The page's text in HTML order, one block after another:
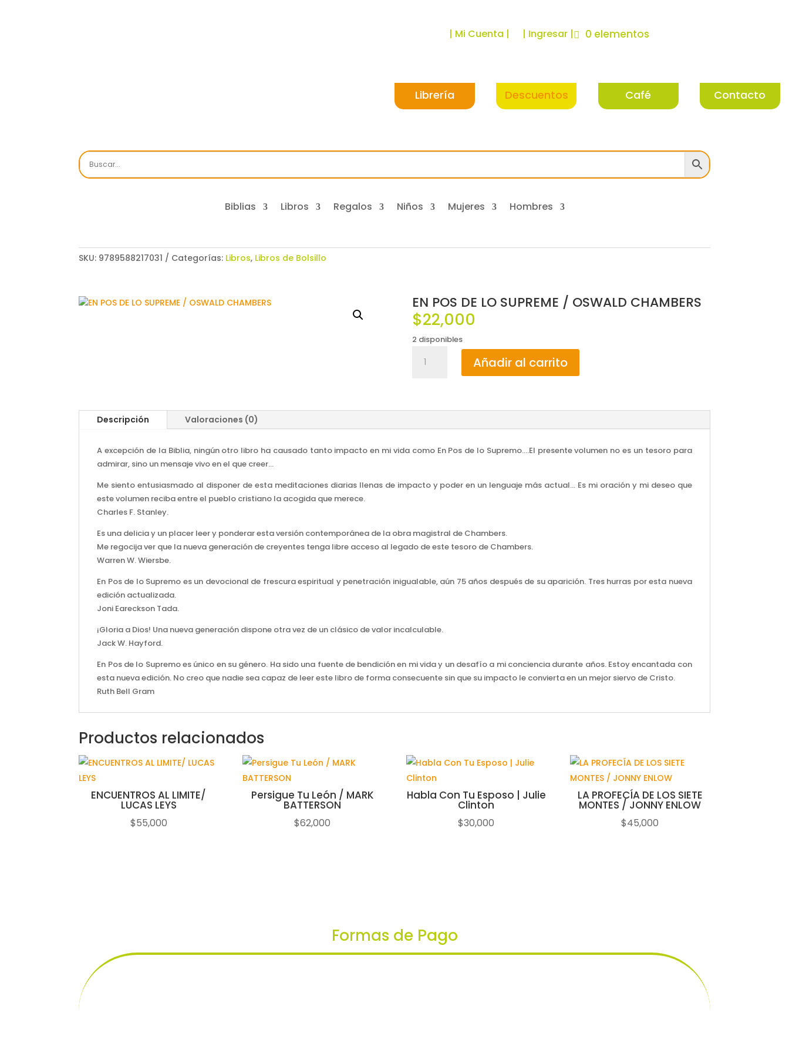
| Mi Cuenta | | Ingresar | 0 elementos
Librería Descuentos Café Contacto
Biblias Libros Regalos Niños Mujeres Hombres
SKU: 9789588217031 Categorías: Libros, Libros de Bolsillo
EN POS DE LO SUPREME / OSWALD CHAMBERS
$22,000
2 disponibles
POS
CHAMBERS
Añadir al carrito
Descripción Valoraciones (0)
A excepción de la Biblia, ningún otro libro ha causado tanto impacto en mi vida como En Pos de lo Supremo….El presente volumen no es un tesoro para
admirar, sino un mensaje vivo en el que creer…
Me siento entusiasmado al disponer de esta meditaciones diarias llenas de impacto y poder en un lenguaje más actual… Es mi oración y mi deseo que
este volumen reciba entre el pueblo cristiano la acogida que merece.
Charles F. Stanley.
Es una delicia y un placer leer y ponderar esta versión contemporánea de la obra magistral de Chambers.
Me regocija ver que la nueva generación de creyentes tenga libre acceso al legado de este tesoro de Chambers.
Warren W. Wiersbe.
En Pos de lo Supremo es un devocional de frescura espiritual y penetración inigualable, aún 75 años después de su aparición. Tres hurras por esta nueva
edición actualizada.
Joni Eareckson Tada.
¡Gloria a Dios! Una nueva generación dispone otra vez de un clásico de valor incalculable.
Jack W. Hayford.
En Pos de lo Supremo es único en su género. Ha sido una fuente de bendición en mi vida y un desafío a mi conciencia durante años. Estoy encantada con
esta nueva edición. No creo que nadie sea capaz de leer este libro de forma consecuente sin que su impacto le convierta en un mejor siervo de Cristo.
Ruth Bell Gram
Productos relacionados
ENCUENTROS AL LIMITE/
LUCAS LEYS
$55,000
Persigue Tu León / MARK
BATTERSON
$62,000
Habla Con Tu Esposo | Julie
Clinton
$30,000
LA PROFECÍA DE LOS SIETE
MONTES / JONNY ENLOW
$45,000
Formas de Pago